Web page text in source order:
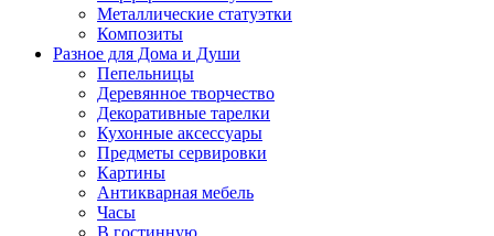
Металлические статуэтки
Композиты
Разное для Дома и Души
Пепельницы
Деревянное творчество
Декоративные тарелки
Кухонные аксессуары
Предметы сервировки
Картины
Антикварная мебель
Часы
В гостинную